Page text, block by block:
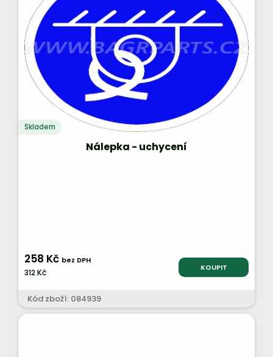
Skladem
Nálepka - uchycení
258 Kč bez DPH
312 Kč KOUPIT
Kód zboží: 084939